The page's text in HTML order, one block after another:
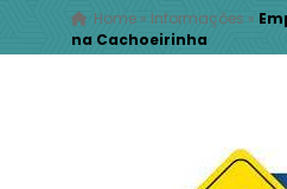
Home» Informações »
na Cachoeirinha